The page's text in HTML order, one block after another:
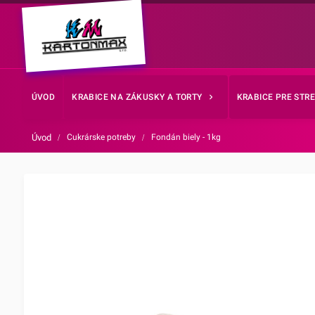
ÚVOD KRABICE NA ZÁKUSKY A TORTY KRABICE PRE
Úvod / Cukrárske potreby / Fondán biely - 1kg